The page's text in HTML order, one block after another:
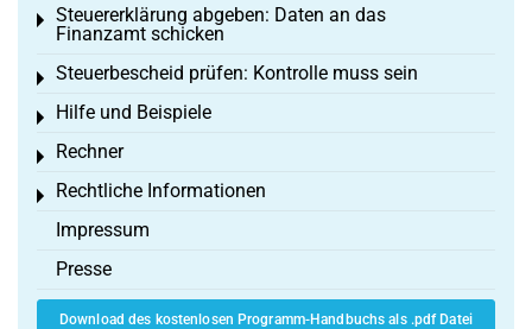
Steuererklärung abgeben: Daten an das
Finanzamt schicken
Toggle menu
Steuerbescheid prüfen: Kontrolle muss sein
Toggle menu
Hilfe und Beispiele
Toggle menu
Rechner
Toggle menu
Rechtliche Informationen
Toggle menu
Impressum
Presse
Download des kostenlosen Programm-Handbuchs als .pdf Datei